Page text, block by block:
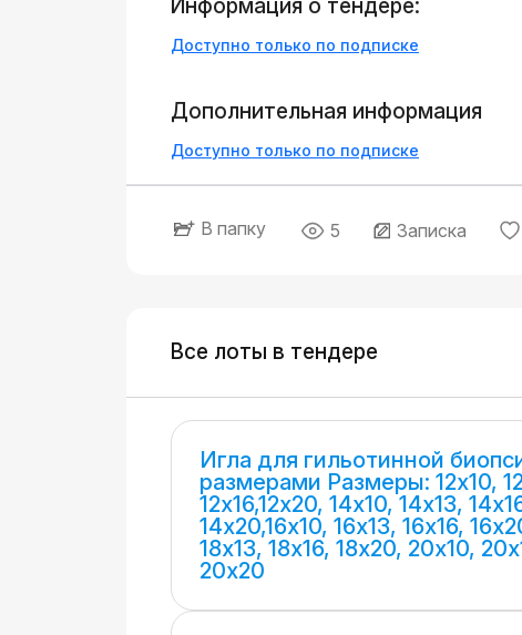
Информация о тендере:
Доступно только по подписке
Дополнительная информация
Доступно только по подписке
В папку 5 Записка
Все лоты в тендере
Игла для гильотинной
размерами Размеры: 12х10,
12х16,12х20, 14х10, 14х13,
14х20,16х10, 16х13, 16х16,
18х13, 18х16, 18х20, 20х10,
20х20